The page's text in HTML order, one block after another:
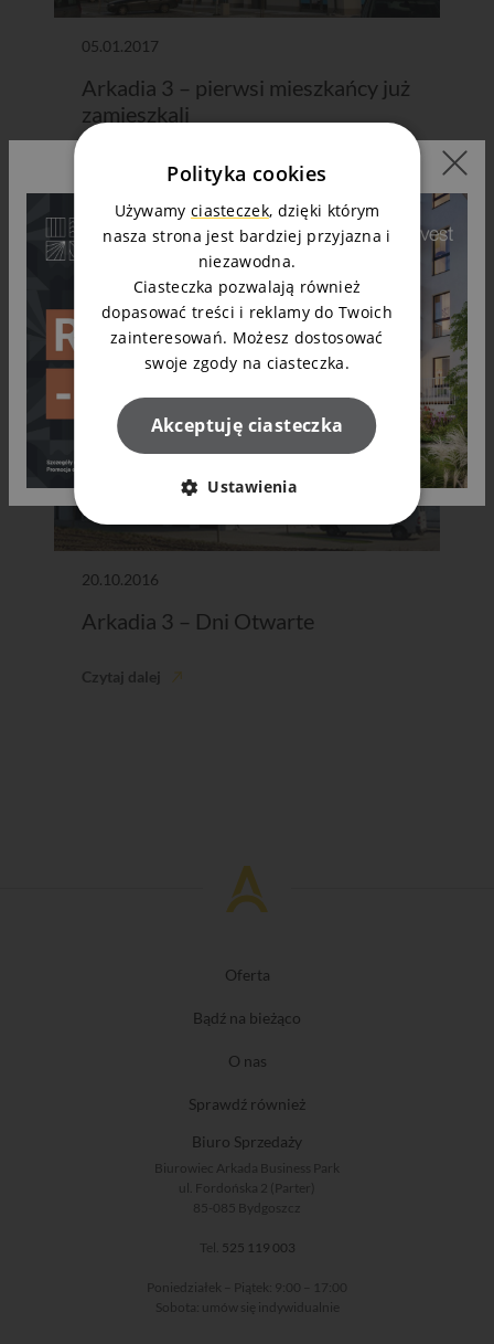
05.01.2017
Arkadia 3 – pierwsi mieszkańcy już
zamieszkali
20.10.2016
Arkadia 3 – Dni Otwarte
Czytaj dalej
Oferta
Bądź na bieżąco
O nas
Sprawdź również
Biuro Sprzedaży
Biurowiec Arkada Business Park
ul. Fordońska 2 (Parter)
85-085 Bydgoszcz
Tel. 525 119 003
Poniedziałek – Piątek: 9:00 – 17:00
Sobota: umów się indywidualnie
Polityka cookies
Używamy ciasteczek, dzięki którym
nasza strona jest bardziej przyjazna i
niezawodna.
Ciasteczka pozwalają również
dopasować treści i reklamy do Twoich
zainteresowań. Możesz dostosować
swoje zgody na ciasteczka.
Akceptuję ciasteczka
Ustawienia